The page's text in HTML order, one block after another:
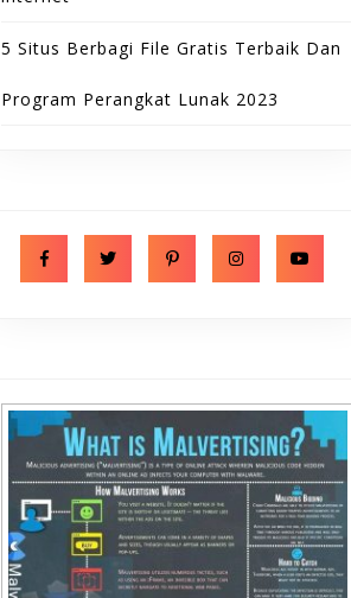
5 Situs Berbagi File Gratis Terbaik Dan
Program Perangkat Lunak 2023
Facebook Twitter Pinterest Instagram